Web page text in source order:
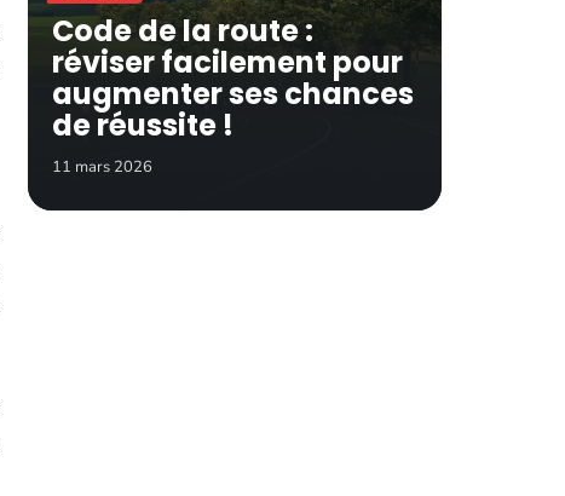
Code de la route :
réviser facilement pour
augmenter ses chances
de réussite !
11 mars 2026